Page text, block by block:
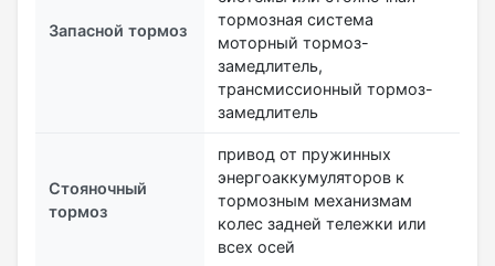
Запасной тормоз
тормозная система
моторный тормоз-
замедлитель,
трансмиссионный тормоз-
замедлитель
Стояночный
тормоз
привод от пружинных
энергоаккумуляторов к
тормозным механизмам
колес задней тележки или
всех осей